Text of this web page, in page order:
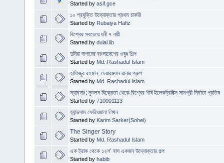
Started by asif.gce
১০ প্রযুক্তি উদ্যোক্তার প্রথম চাকরি
Started by Rubaiya Hafiz
বিশ্বের সবচেয়ে ধনী ৭ নারী
Started by dulal.lib
দুনিয়া দাপাচ্ছে বাংলাদেশের ওষুধ শিল্প
Started by Md. Rashadul Islam
হাফিজুর রহমান, চেয়ারম্যান রানার গ্রুপ
Started by Md. Rashadul Islam
স্যামসাং: নুডলস বিক্রেতা থেকে বিশ্বের শীর্ষ ইলেকট্রনিক্স সামগ্রী নির্মাতা প্রতিষ
Started by 710001113
হ্যান্ডসাম ফেরিওয়ালা লিখন
Started by Karim Sarker(Sohel)
The Singer Story
Started by Md. Rashadul Islam
এক ট্রাক থেকে ১২শ’ বাস একজন উদ্যোক্তার গল্প
Started by habib